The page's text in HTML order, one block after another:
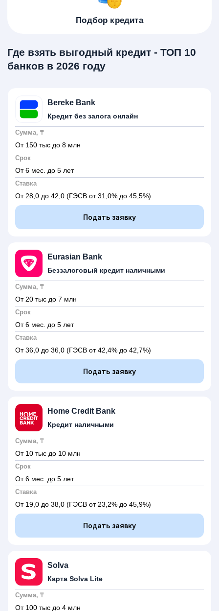
Подбор кредита
Где взять выгодный кредит - ТОП 10
банков в 2026 году
Bereke Bank
Кредит без залога онлайн
Сумма, ₸
От 150 тыс до 8 млн
Срок
От 6 мес. до 5 лет
Ставка
От 28,0 до 42,0 (ГЭСВ от 31,0% до 45,5%)
Подать заявку
Eurasian Bank
Беззалоговый кредит наличными
Сумма, ₸
От 20 тыс до 7 млн
Срок
От 6 мес. до 5 лет
Ставка
От 36,0 до 36,0 (ГЭСВ от 42,4% до 42,7%)
Подать заявку
Home Credit Bank
Кредит наличными
Сумма, ₸
От 10 тыс до 10 млн
Срок
От 6 мес. до 5 лет
Ставка
От 19,0 до 38,0 (ГЭСВ от 23,2% до 45,9%)
Подать заявку
Solva
Карта Solva Lite
Сумма, ₸
От 100 тыс до 4 млн